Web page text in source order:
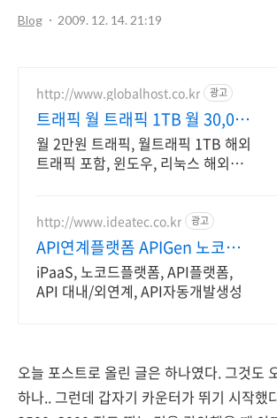
Blog 2009. 12. 14. 21:19
http://www.globalhost.co.kr 광고
트래픽 월 트래픽 1TB 월 30,000
원 부터
월 2만원 트래픽, 월트래픽 1TB 해외
트래픽 포함, 윈도우, 리눅스 해외에
http://www.ideatec.co.kr 광고
API연계플랫폼 APIGen 노코드
API 연계 플랫폼
iPaaS, 노코드플랫폼, API플랫폼,
API 대내/외연계, API자동개발생성
오늘 포스트로 올린 글은 하나였다. 그것도
하나.. 그런데 갑자기 카운터가 뛰기 시작했